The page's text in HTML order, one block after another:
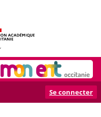
Se connecter